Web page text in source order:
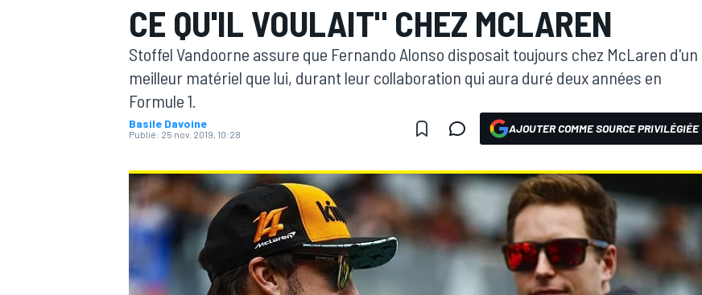
MOTOGP
CE QU'IL VOULAIT" CHEZ MCLAREN
Stoffel Vandoorne assure que Fernando Alonso disposait toujours chez McLaren d'un
meilleur matériel que lui, durant leur collaboration qui aura duré deux années en
Formule 1.
Basile Davoine
Publié: 25 nov. 2019, 10:28 AJOUTER COMME SOURCE PRIVILÉGIÉE